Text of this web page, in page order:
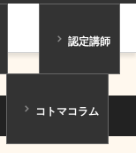
認定講師
コトマコラム